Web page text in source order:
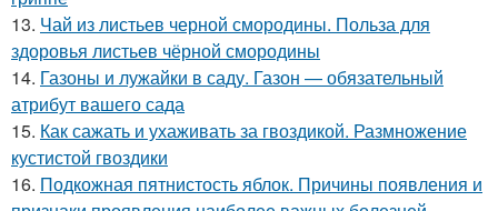
13. Чай из листьев черной смородины. Польза для
здоровья листьев чёрной смородины
14. Газоны и лужайки в саду. Газон — обязательный
атрибут вашего сада
15. Как сажать и ухаживать за гвоздикой. Размножение
кустистой гвоздики
16. Подкожная пятнистость яблок. Причины появления и